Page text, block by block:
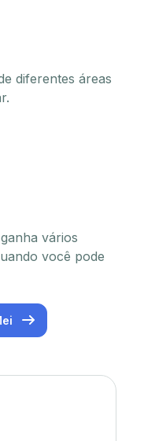
diferentes áreas
vários
você pode